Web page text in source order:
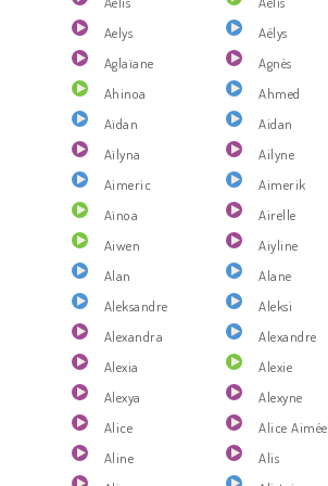
Aelys Aélys
Aglaïane Agnès
Ahinoa Ahmed
Aïdan Aidan
Aïlyna Ailyne
Aimeric Aimerik
Aïnoa Airelle
Aiwen Aiyline
Alan Alane
Aleksandre Aleksi
Alexandra Alexandre
Alexia Alexie
Alexya Alexyne
Alice Alice Aimée
Aline Alis